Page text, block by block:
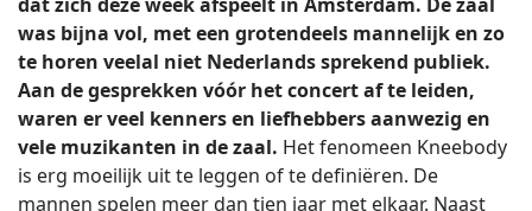
was bijna vol, met een grotendeels mannelijk en zo
te horen veelal niet Nederlands sprekend publiek.
Aan de gesprekken vóór het concert af te leiden,
waren er veel kenners en liefhebbers aanwezig en
vele muzikanten in de zaal. Het fenomeen Kneebody
is erg moeilijk uit te leggen of te definiëren. De
mannen spelen meer dan tien jaar met elkaar. Naast